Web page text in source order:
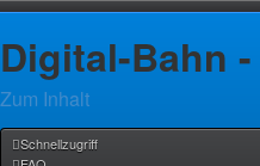
Digital-Bahn
Zum Inhalt
Schnellzugriff